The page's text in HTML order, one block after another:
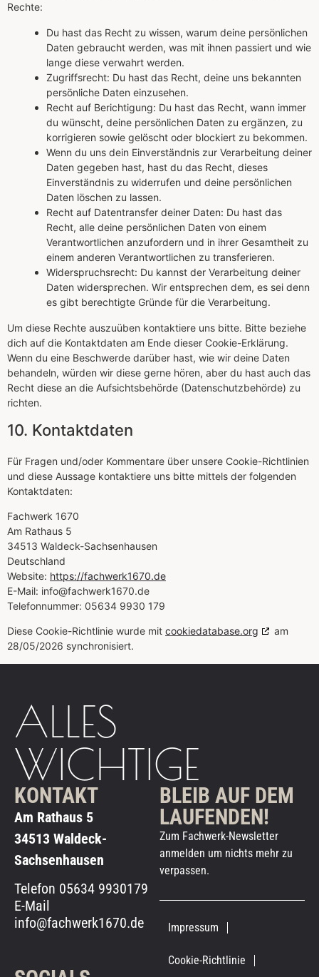
Rechte:
Du hast das Recht zu wissen, warum deine persönlichen
Daten gebraucht werden, was mit ihnen passiert und wie
lange diese verwahrt werden.
Zugriffsrecht: Du hast das Recht, deine uns bekannten
persönliche Daten einzusehen.
Recht auf Berichtigung: Du hast das Recht, wann immer
du wünscht, deine persönlichen Daten zu ergänzen, zu
korrigieren sowie gelöscht oder blockiert zu bekommen.
Wenn du uns dein Einverständnis zur Verarbeitung deiner
Daten gegeben hast, hast du das Recht, dieses
Einverständnis zu widerrufen und deine persönlichen
Daten löschen zu lassen.
Recht auf Datentransfer deiner Daten: Du hast das
Recht, alle deine persönlichen Daten von einem
Verantwortlichen anzufordern und in ihrer Gesamtheit zu
einem anderen Verantwortlichen zu transferieren.
Widerspruchsrecht: Du kannst der Verarbeitung deiner
Daten widersprechen. Wir entsprechen dem, es sei denn
es gibt berechtigte Gründe für die Verarbeitung.
Um diese Rechte auszuüben kontaktiere uns bitte. Bitte beziehe
dich auf die Kontaktdaten am Ende dieser Cookie-Erklärung.
Wenn du eine Beschwerde darüber hast, wie wir deine Daten
behandeln, würden wir diese gerne hören, aber du hast auch das
Recht diese an die Aufsichtsbehörde (Datenschutzbehörde) zu
richten.
10. Kontaktdaten
Für Fragen und/oder Kommentare über unsere Cookie-Richtlinien
und diese Aussage kontaktiere uns bitte mittels der folgenden
Kontaktdaten:
Fachwerk 1670
Am Rathaus 5
34513 Waldeck-Sachsenhausen
Deutschland
Website: https://fachwerk1670.de
E-Mail: info@fachwerk1670.de
Telefonnummer: 05634 9930 179
Diese Cookie-Richtlinie wurde mit cookiedatabase.org
am
28/05/2026 synchronisiert.
ALLES
WICHTIGE
KONTAKT
Am Rathaus 5
34513 Waldeck-
Sachsenhausen
Telefon 05634 9930179
E-Mail
info@fachwerk1670.de
BLEIB AUF DEM
LAUFENDEN!
Zum Fachwerk-Newsletter
anmelden um nichts mehr zu
verpassen.
Impressum
Cookie-Richtlinie